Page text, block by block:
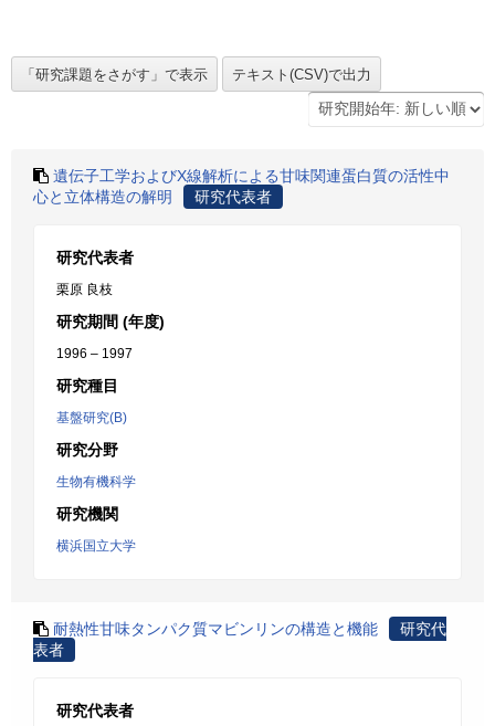
遺伝子工学およびX線解析による甘味関連蛋白質の活性中
心と立体構造の解明
研究代表者
研究代表者
栗原 良枝
研究期間 (年度)
1996 – 1997
研究種目
基盤研究(B)
研究分野
生物有機科学
研究機関
横浜国立大学
耐熱性甘味タンパク質マビンリンの構造と機能
研究代
表者
研究代表者